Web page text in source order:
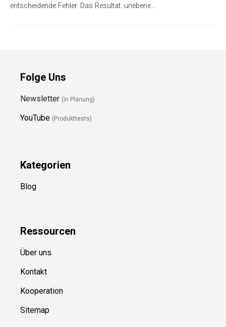
entscheidende Fehler. Das Resultat: unebene…
Folge Uns
Newsletter (in Planung)
YouTube (Produkttests)
Kategorien
Blog
Ressourcen
Über uns
Kontakt
Kooperation
Sitemap